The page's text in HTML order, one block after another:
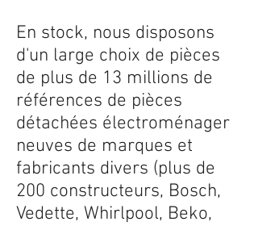
En stock, nous disposons
d'un large choix de pièces
de plus de 13 millions de
références de pièces
détachées électroménager
neuves de marques et
fabricants divers (plus de
200 constructeurs, Bosch,
Vedette, Whirlpool, Beko,